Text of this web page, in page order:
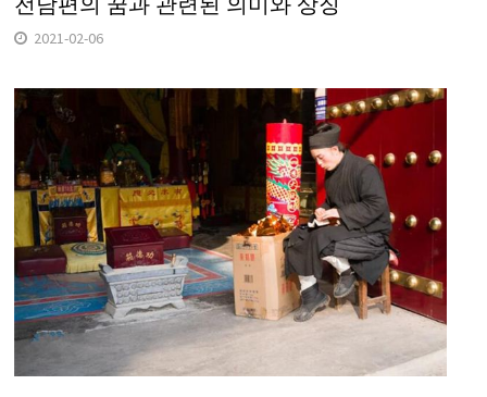
2021-02-06